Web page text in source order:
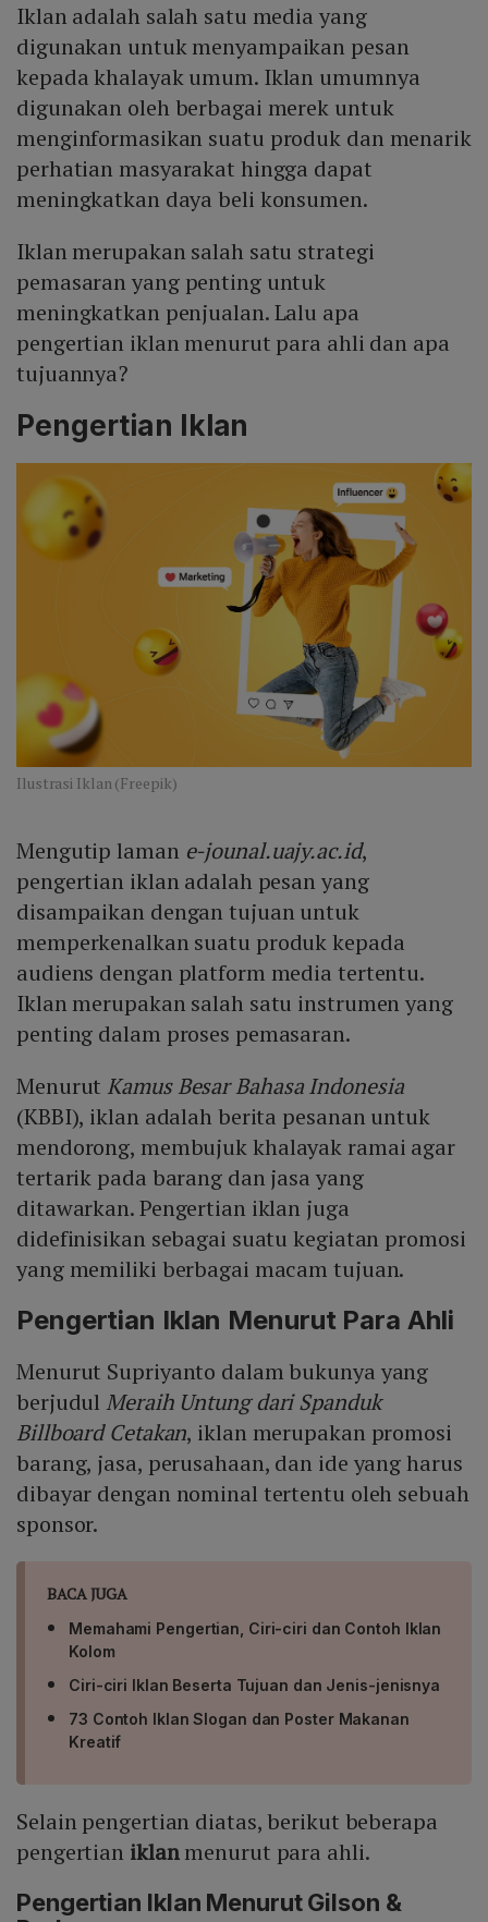
Iklan adalah salah satu media yang
digunakan untuk menyampaikan pesan
kepada khalayak umum. Iklan umumnya
digunakan oleh berbagai merek untuk
menginformasikan suatu produk dan menarik
perhatian masyarakat hingga dapat
meningkatkan daya beli konsumen.
Iklan merupakan salah satu strategi
pemasaran yang penting untuk
meningkatkan penjualan. Lalu apa
pengertian iklan menurut para ahli dan apa
tujuannya?
Pengertian Iklan
Ilustrasi Iklan (Freepik)
Mengutip laman e-jounal.uajy.ac.id,
pengertian iklan adalah pesan yang
disampaikan dengan tujuan untuk
memperkenalkan suatu produk kepada
audiens dengan platform media tertentu.
Iklan merupakan salah satu instrumen yang
penting dalam proses pemasaran.
Menurut Kamus Besar Bahasa Indonesia
(KBBI), iklan adalah berita pesanan untuk
mendorong, membujuk khalayak ramai agar
tertarik pada barang dan jasa yang
ditawarkan. Pengertian iklan juga
didefinisikan sebagai suatu kegiatan promosi
yang memiliki berbagai macam tujuan.
Pengertian Iklan Menurut Para Ahli
Menurut Supriyanto dalam bukunya yang
berjudul Meraih Untung dari Spanduk
Billboard Cetakan, iklan merupakan promosi
barang, jasa, perusahaan, dan ide yang harus
dibayar dengan nominal tertentu oleh sebuah
sponsor.
BACA JUGA
Memahami Pengertian, Ciri-ciri dan Contoh Iklan
Kolom
Ciri-ciri Iklan Beserta Tujuan dan Jenis-jenisnya
73 Contoh Iklan Slogan dan Poster Makanan
Kreatif
Selain pengertian diatas, berikut beberapa
pengertian iklanmenurut para ahli.
Pengertian Iklan Menurut Gilson &